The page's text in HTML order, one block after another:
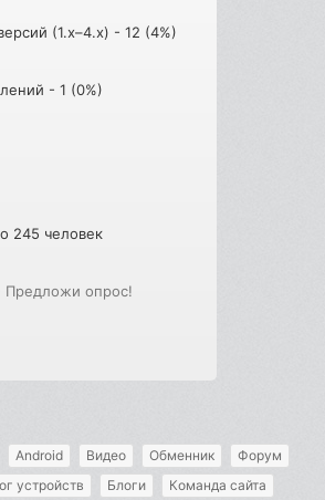
(1.x–4.x) - 12 (4%)
- 1 (0%)
245 человек
Предложи опрос!
Android Видео Обменник
Форум
устройств Блоги Команда сайта